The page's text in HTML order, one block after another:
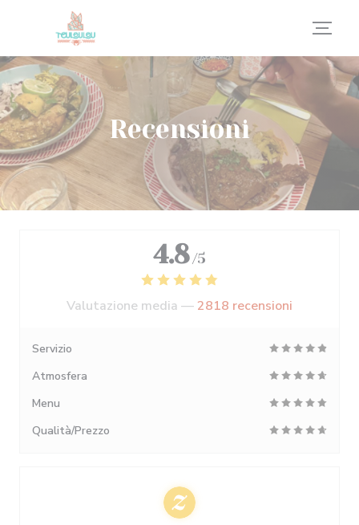
Personalizzazione delle tue scelte sui cookie
Recensioni
4.8 /5
Valutazione media —2818 recensioni
Servizio
Atmosfera
Menu
Qualità/Prezzo